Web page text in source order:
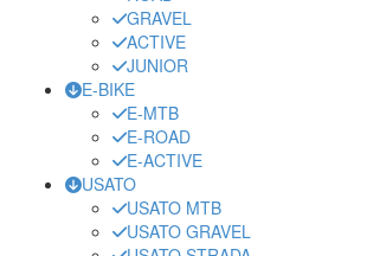
GRAVEL
ACTIVE
JUNIOR
E-BIKE
E-MTB
E-ROAD
E-ACTIVE
USATO
USATO MTB
USATO GRAVEL